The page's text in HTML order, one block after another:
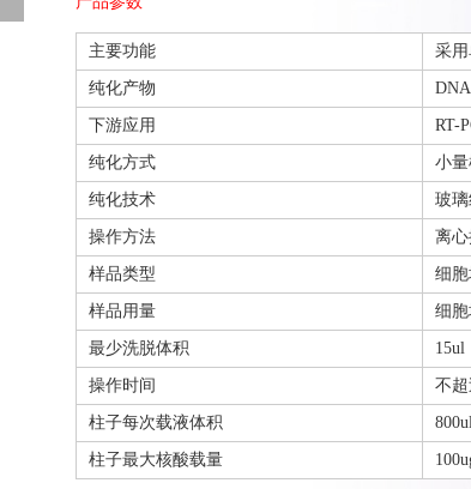
主要功能 采
纯化产物
下游应用 RT-
纯化方式 小量
纯化技术 玻
操作方法 离
样品类型 细
样品用量 细
最少洗脱体积 15ul
操作时间 不
柱子每次载液体积
柱子最大核酸载量